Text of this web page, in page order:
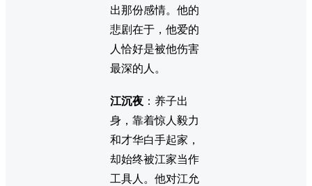
出那份感情。他的
悲剧在于，他爱的
人恰好是被他伤害
最深的人。
江沉夜 ：养子出
身，靠着惊人毅力
和才华白手起家，
却始终被江家当作
工具人。他对江允